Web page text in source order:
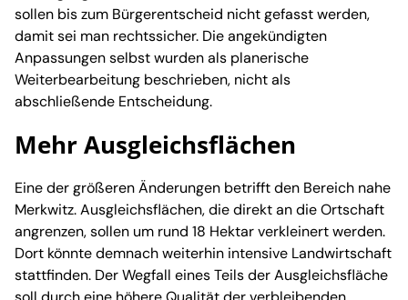
sollen bis zum Bürgerentscheid nicht gefasst werden,
damit sei man rechtssicher. Die angekündigten
Anpassungen selbst wurden als planerische
Weiterbearbeitung beschrieben, nicht als
abschließende Entscheidung.
Mehr Ausgleichsflächen
Eine der größeren Änderungen betrifft den Bereich nahe
Merkwitz. Ausgleichsflächen, die direkt an die Ortschaft
angrenzen, sollen um rund 18 Hektar verkleinert werden.
Dort könnte demnach weiterhin intensive Landwirtschaft
stattfinden. Der Wegfall eines Teils der Ausgleichsfläche